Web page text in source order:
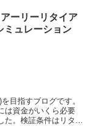
ーリーリタイア
ミュレーション
目指すブログです。
は資金がいくら必要
。検証条件はリタイ